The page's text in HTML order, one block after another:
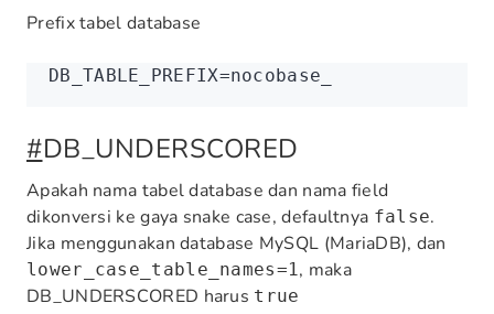
Prefix tabel database
DB_TABLE_PREFIX=nocobase_
#DB_UNDERSCORED
Apakah nama tabel database dan nama field
dikonversi ke gaya snake case, defaultnya false.
Jika menggunakan database MySQL (MariaDB), dan
lower_case_table_names=1, maka
DB_UNDERSCORED harus true